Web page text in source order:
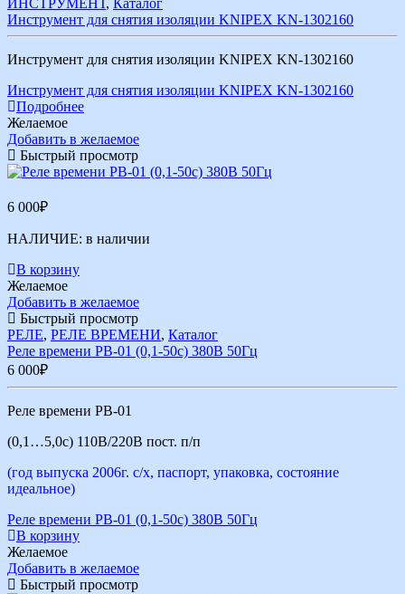
ИНСТРУМЕНТ , Каталог
Инструмент для снятия изоляции KNIPEX KN-1302160
Инструмент для снятия изоляции KNIPEX KN-1302160
Инструмент для снятия изоляции KNIPEX KN-1302160
Подробнее
Желаемое
Добавить в желаемое
Быстрый просмотр
6 000₽
НАЛИЧИЕ: в наличии
В корзину
Желаемое
Добавить в желаемое
Быстрый просмотр
РЕЛЕ, РЕЛЕ ВРЕМЕНИ, Каталог
Реле времени РВ-01 (0,1-50с) 380В 50Гц
6 000₽
Реле времени РВ-01
(0,1…5,0с) 110В/220В пост. п/п
(год выпуска 2006г. с/х, паспорт, упаковка, состояние
идеальное)
Реле времени РВ-01 (0,1-50с) 380В 50Гц
В корзину
Желаемое
Добавить в желаемое
Быстрый просмотр